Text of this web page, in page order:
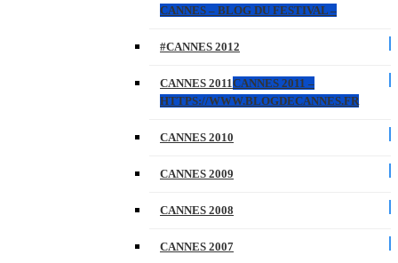
CANNES – BLOG DU FESTIVAL –
#CANNES 2012
CANNES 2011CANNES 2011 –
HTTPS://WWW.BLOGDECANNES.FR
CANNES 2010
CANNES 2009
CANNES 2008
CANNES 2007